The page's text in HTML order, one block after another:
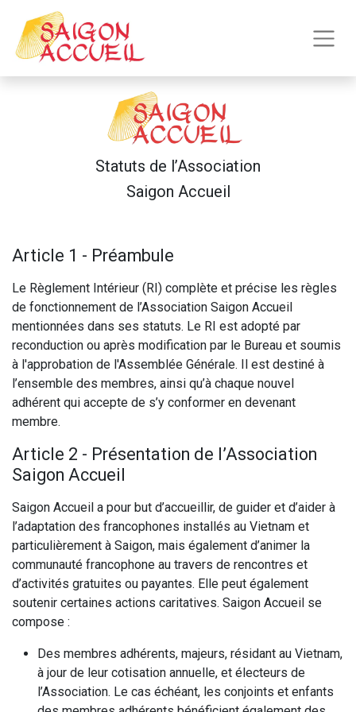
Statuts de l’Association
Saigon Accueil
Article 1 - Préambule
Le Règlement Intérieur (RI) complète et précise les règles
de fonctionnement de l’Association Saigon Accueil
mentionnées dans ses statuts. Le RI est adopté par
reconduction ou après modification par le Bureau et soumis
à l'approbation de l'Assemblée Générale. Il est destiné à
l’ensemble des membres, ainsi qu’à chaque nouvel
adhérent qui accepte de s’y conformer en devenant
membre.
Article 2 - Présentation de l’Association
Saigon Accueil
Saigon Accueil a pour but d’accueillir, de guider et d’aider à
l’adaptation des francophones installés au Vietnam et
particulièrement à Saigon, mais également d’animer la
communauté francophone au travers de rencontres et
d’activités gratuites ou payantes. Elle peut également
soutenir certaines actions caritatives. Saigon Accueil se
compose :
Des membres adhérents, majeurs, résidant au Vietnam,
à jour de leur cotisation annuelle, et électeurs de
l’Association. Le cas échéant, les conjoints et enfants